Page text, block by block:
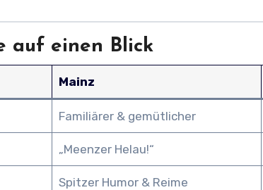
auf einen Blick
Mainz
Familiärer & gemütlicher
„Meenzer Helau!“
Spitzer Humor & Reime